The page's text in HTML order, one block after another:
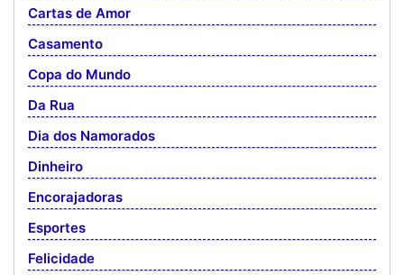
Cartas de Amor
Casamento
Copa do Mundo
Da Rua
Dia dos Namorados
Dinheiro
Encorajadoras
Esportes
Felicidade